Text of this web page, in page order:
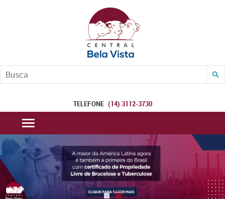
TELEFONE (14) 3112-3730